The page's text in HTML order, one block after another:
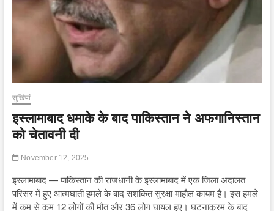
सुर्खियां
इस्लामाबाद धमाके के बाद पाकिस्तान ने अफगानिस्तान
को चेतावनी दी
November 12, 2025
इस्लामाबाद — पाकिस्तान की राजधानी के इस्लामाबाद में एक जिला अदालत
परिसर में हुए आत्मघाती हमले के बाद सशंकित सुरक्षा माहौल कायम है। इस हमले
में कम से कम 12 लोगों की मौत और 36 लोग घायल हुए। घटनाक्रम के बाद